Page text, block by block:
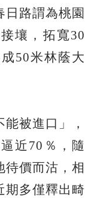
日路謂為桃園
壤，拓寬30
50米林蔭大
能被進口」，
近70％，隨
待價而沽，相
期多僅釋出畸